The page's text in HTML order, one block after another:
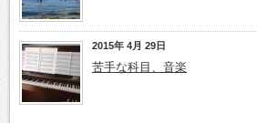
2015年 4月 29日
苦手な科目、音楽